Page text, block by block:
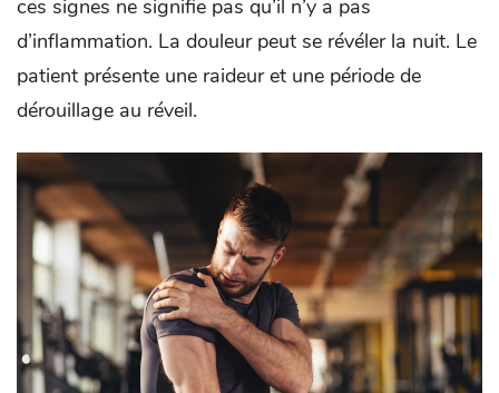
ces signes ne signifie pas qu’il n’y a pas
d’inflammation. La douleur peut se révéler la nuit. Le
patient présente une raideur et une période de
dérouillage au réveil.